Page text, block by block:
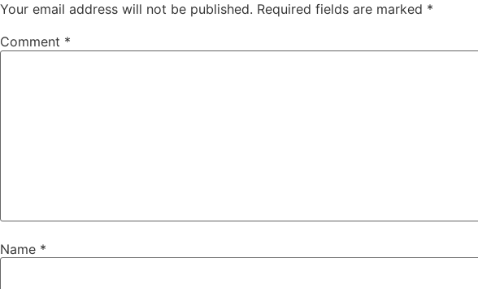
Your email address will not be published. Required fields are marked *
Comment *
Name *